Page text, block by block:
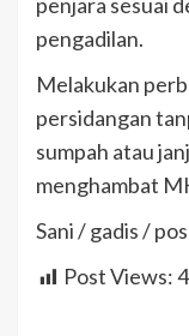
penjara sesuai
pengadilan.
Melakukan
persidangan
sumpah atau
menghambat
Sani / gadis /
Post Views: